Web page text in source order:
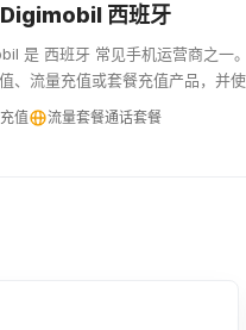
西班牙
是 西班牙 常见手机运营商之一
、流量充值或套餐充值产品，并
值 流量套餐通话套餐